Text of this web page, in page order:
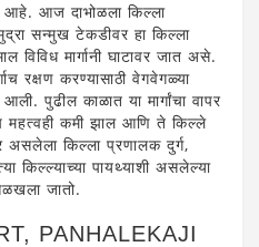
आहे. आज दाभोळला किल्ला
सन्मुख टेकडीवर हा किल्ला
विविध मार्गानी घाटावर जात असे.
रक्षण करण्यासाठी वेगवेगळ्या
पुढील काळात या मार्गांचा वापर
महत्वही कमी झाल आणि ते किल्ले
असलेला किल्ला प्रणालक दुर्ग,
किल्ल्याच्या पायथ्याशी असलेल्या
जातो.
PANHALEKAJI